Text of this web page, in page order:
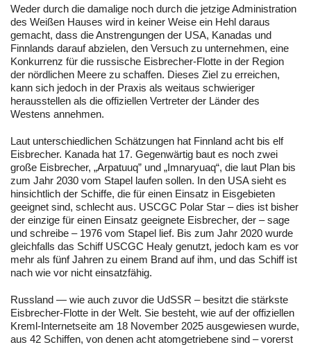
Weder durch die damalige noch durch die jetzige Administration
des Weißen Hauses wird in keiner Weise ein Hehl daraus
gemacht, dass die Anstrengungen der USA, Kanadas und
Finnlands darauf abzielen, den Versuch zu unternehmen, eine
Konkurrenz für die russische Eisbrecher-Flotte in der Region
der nördlichen Meere zu schaffen. Dieses Ziel zu erreichen,
kann sich jedoch in der Praxis als weitaus schwieriger
herausstellen als die offiziellen Vertreter der Länder des
Westens annehmen.
Laut unterschiedlichen Schätzungen hat Finnland acht bis elf
Eisbrecher. Kanada hat 17. Gegenwärtig baut es noch zwei
große Eisbrecher, „Arpatuuq” und „Imnaryuaq“, die laut Plan bis
zum Jahr 2030 vom Stapel laufen sollen. In den USA sieht es
hinsichtlich der Schiffe, die für einen Einsatz in Eisgebieten
geeignet sind, schlecht aus. USCGC Polar Star – dies ist bisher
der einzige für einen Einsatz geeignete Eisbrecher, der – sage
und schreibe – 1976 vom Stapel lief. Bis zum Jahr 2020 wurde
gleichfalls das Schiff USCGC Healy genutzt, jedoch kam es vor
mehr als fünf Jahren zu einem Brand auf ihm, und das Schiff ist
nach wie vor nicht einsatzfähig.
Russland — wie auch zuvor die UdSSR – besitzt die stärkste
Eisbrecher-Flotte in der Welt. Sie besteht, wie auf der offiziellen
Kreml-Internetseite am 18 November 2025 ausgewiesen wurde,
aus 42 Schiffen, von denen acht atomgetriebene sind – vorerst